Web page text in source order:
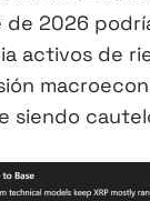
2026
activos de
siendo